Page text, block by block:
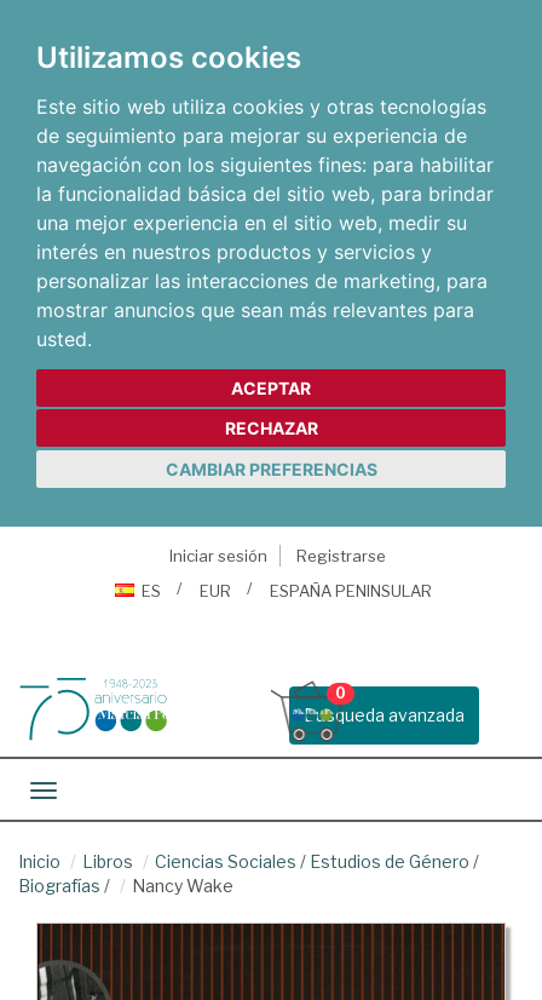
Utilizamos cookies
Este sitio web utiliza cookies y otras tecnologías
de seguimiento para mejorar su experiencia de
navegación con los siguientes fines: para habilitar
la funcionalidad básica del sitio web, para brindar
una mejor experiencia en el sitio web, medir su
interés en nuestros productos y servicios y
personalizar las interacciones de marketing, para
mostrar anuncios que sean más relevantes para
usted.
ACEPTAR
RECHAZAR
CAMBIAR PREFERENCIAS
Iniciar sesión
Registrarse
ES
EUR ESPAÑA PENINSULAR
Busqueda avanzada
0
Toggle navigation
Inicio Libros Ciencias Sociales / Estudios de Género /
Biografías / Nancy Wake